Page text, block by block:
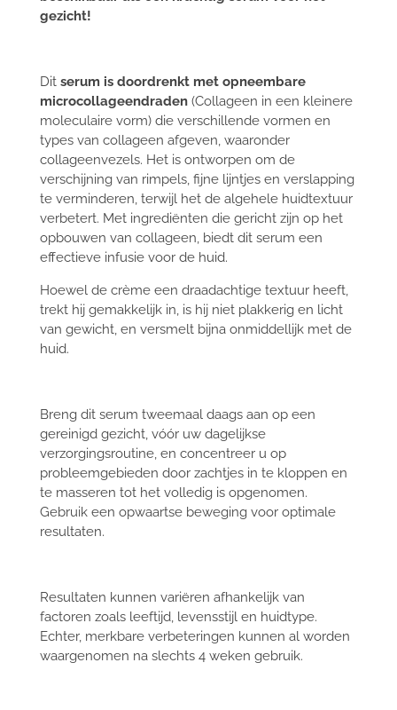
gezicht!
Dit serum is doordrenkt met opneembare
microcollageendraden(Collageen in een kleinere
moleculaire vorm) die verschillende vormen en
types van collageen afgeven, waaronder
collageenvezels. Het is ontworpen om de
verschijning van rimpels, fijne lijntjes en verslapping
te verminderen, terwijl het de algehele huidtextuur
verbetert. Met ingrediënten die gericht zijn op het
opbouwen van collageen, biedt dit serum een
effectieve infusie voor de huid.
Hoewel de crème een draadachtige textuur heeft,
trekt hij gemakkelijk in, is hij niet plakkerig en licht
van gewicht, en versmelt bijna onmiddellijk met de
huid.
Breng dit serum tweemaal daags aan op een
gereinigd gezicht, vóór uw dagelijkse
verzorgingsroutine, en concentreer u op
probleemgebieden door zachtjes in te kloppen en
te masseren tot het volledig is opgenomen.
Gebruik een opwaartse beweging voor optimale
resultaten.
Resultaten kunnen variëren afhankelijk van
factoren zoals leeftijd, levensstijl en huidtype.
Echter, merkbare verbeteringen kunnen al worden
waargenomen na slechts 4 weken gebruik.